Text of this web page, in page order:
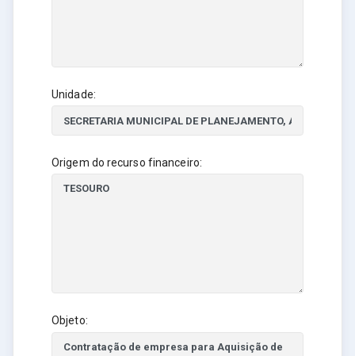
Unidade:
Origem do recurso financeiro:
Objeto: